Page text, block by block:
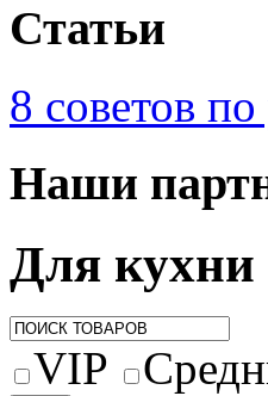
Статьи
8 советов
Наши
Для кухни
VIP